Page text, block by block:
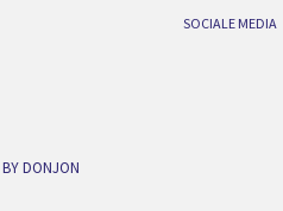
BY DONJON
SOCIALE MEDIA